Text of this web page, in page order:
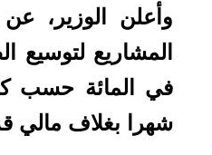
وأعلن الوزير،
شهرا بغلاف مالي قدره 50